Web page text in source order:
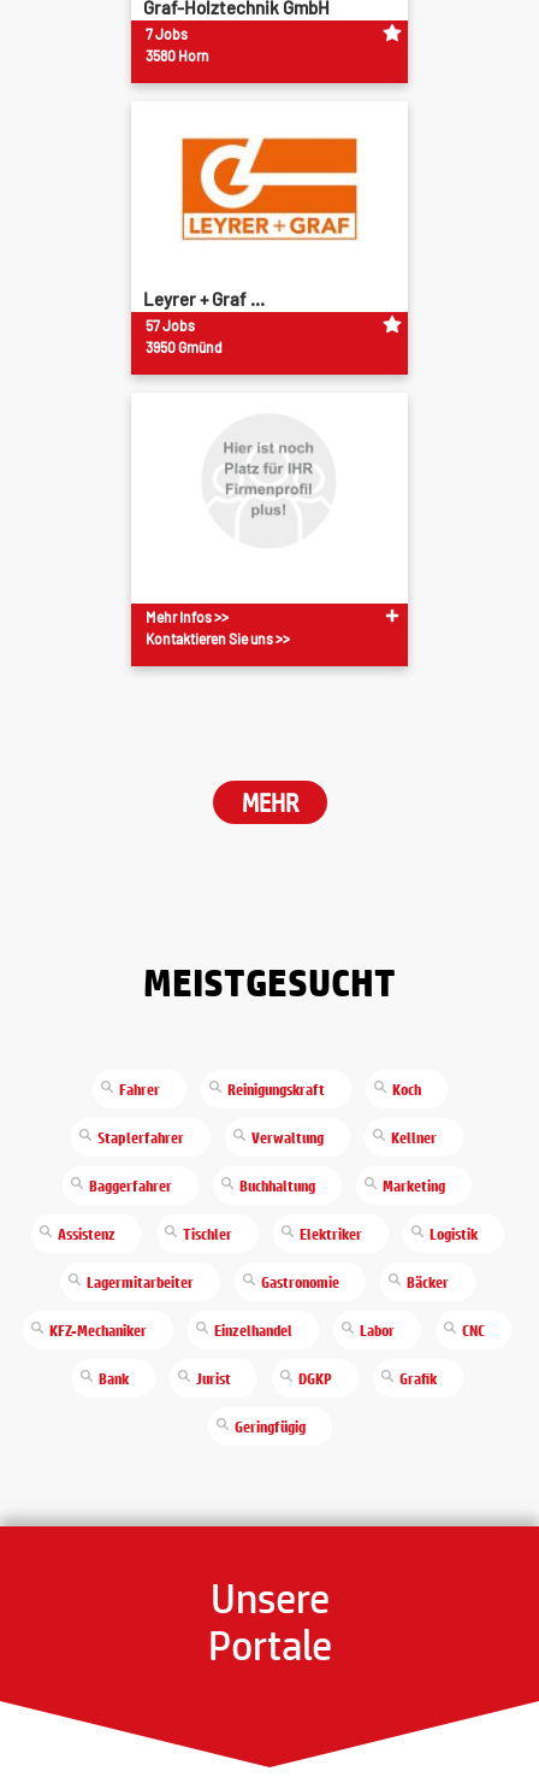
Graf-Holztechnik GmbH
7 Jobs
3580 Horn
Leyrer + Graf ...
57 Jobs
3950 Gmünd
Mehr Infos >>
Kontaktieren Sie uns >>
MEHR
MEISTGESUCHT
Fahrer Reinigungskraft Koch
Staplerfahrer Verwaltung Kellner
Baggerfahrer Buchhaltung Marketing
Assistenz Tischler Elektriker Logistik
Lagermitarbeiter Gastronomie Bäcker
KFZ-Mechaniker Einzelhandel Labor CNC
Bank Jurist DGKP Grafik
Geringfügig
Unsere
Portale